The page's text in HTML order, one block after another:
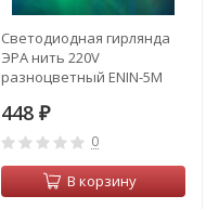
Светодиодная гирлянда
ЭРА нить 220V
разноцветный ENIN-5M
448 ₽
0
В корзину